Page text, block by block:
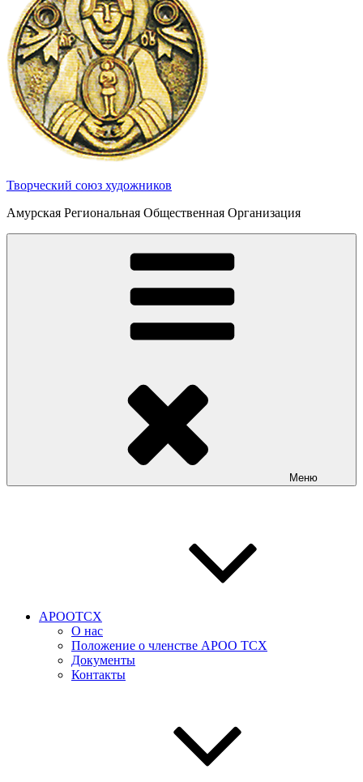
Творческий союз художников
Амурская Региональная Общественная Организация
Меню
АРООТСХ
О нас
Положение о членстве АРОО ТСХ
Документы
Контакты